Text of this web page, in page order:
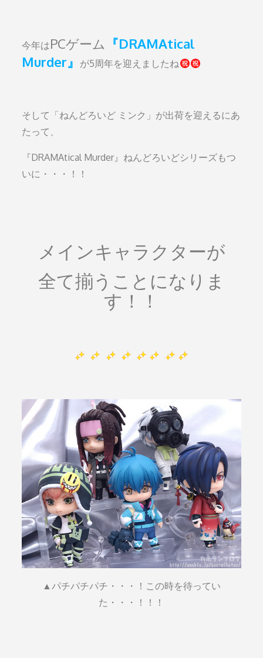
今年はPCゲーム 『DRAMAtical
Murder』
が5周年を迎えましたね
そして「ねんどろいど ミンク」が出荷を迎えるにあ
たって、
『DRAMAtical Murder』ねんどろいどシリーズもつ
いに・・・！！
メインキャラクターが
全て揃うことになりま
す！！
▲パチパチパチ・・・！この時を待ってい
た・・・！！！